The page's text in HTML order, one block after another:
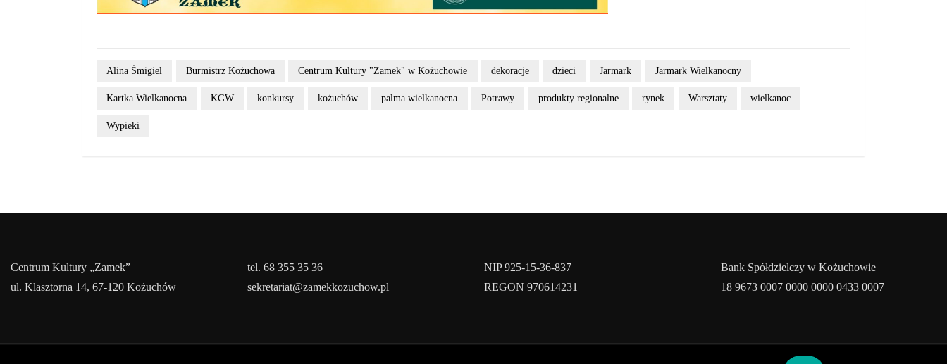
Alina Śmigiel Burmistrz Kożuchowa Centrum Kultury "Zamek" w Kożuchowie dekoracje dzieci Jarmark Jarmark Wielkanocny
Kartka Wielkanocna KGW konkursy kożuchów palma wielkanocna Potrawy produkty regionalne rynek Warsztaty wielkanoc
Wypieki
Centrum Kultury „Zamek”
ul. Klasztorna 14, 67-120 Kożuchów
tel. 68 355 35 36
sekretariat@zamekkozuchow.pl
NIP 925-15-36-837
REGON 970614231
Bank Spółdzielczy w Kożuchowie
18 9673 0007 0000 0000 0433 0007